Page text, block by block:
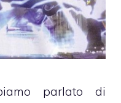
parlato di